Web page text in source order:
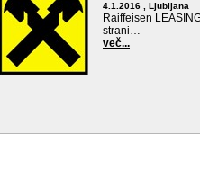
4.1.2016 , Ljubljana
Raiffeisen
strani…
več...